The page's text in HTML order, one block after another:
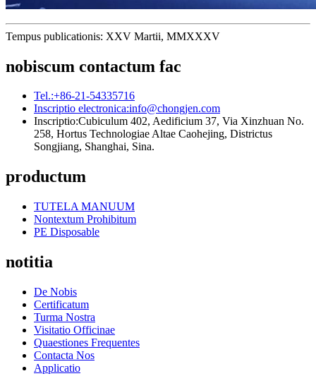
Tempus publicationis: XXV Martii, MMXXXV
nobiscum contactum fac
Tel.:+86-21-54335716
Inscriptio electronica:info@chongjen.com
Inscriptio:Cubiculum 402, Aedificium 37, Via Xinzhuan No.
258, Hortus Technologiae Altae Caohejing, Districtus
Songjiang, Shanghai, Sina.
productum
TUTELA MANUUM
Nontextum Prohibitum
PE Disposable
notitia
De Nobis
Certificatum
Turma Nostra
Visitatio Officinae
Quaestiones Frequentes
Contacta Nos
Applicatio